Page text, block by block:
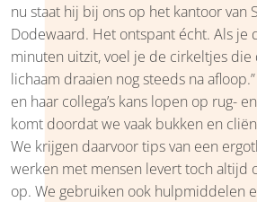
nu staat hij bij ons op het kantoor van
Dodewaard. Het ontspant écht. Als je
minuten uitzit, voel je de cirkeltjes
lichaam draaien nog steeds na
en haar collega’s kans lopen op rug-
komt doordat we vaak bukken en
We krijgen daarvoor tips van een
werken met mensen levert toch altijd
op. We gebruiken ook hulpmiddelen